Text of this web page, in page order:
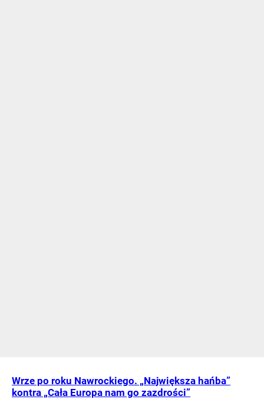
Wrze po roku Nawrockiego. „Największa hańba”
kontra „Cała Europa nam go zazdrości”